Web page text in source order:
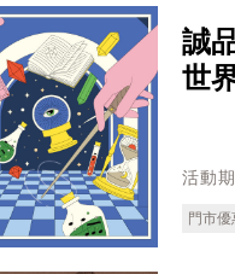
誠
世
活動
門市優